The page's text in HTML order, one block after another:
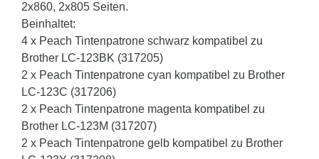
2x860, 2x805 Seiten.
Beinhaltet:
4 x Peach Tintenpatrone schwarz kompatibel zu
Brother LC-123BK (317205)
2 x Peach Tintenpatrone cyan kompatibel zu Brother
LC-123C (317206)
2 x Peach Tintenpatrone magenta kompatibel zu
Brother LC-123M (317207)
2 x Peach Tintenpatrone gelb kompatibel zu Brother